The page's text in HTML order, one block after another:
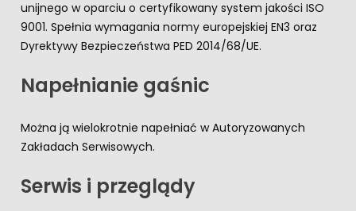
unijnego w oparciu o certyfikowany system jakości ISO
9001. Spełnia wymagania normy europejskiej EN3 oraz
Dyrektywy Bezpieczeństwa PED 2014/68/UE.
Napełnianie gaśnic
Można ją wielokrotnie napełniać w Autoryzowanych
Zakładach Serwisowych.
Serwis i przeglądy